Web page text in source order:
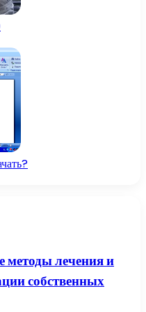
методы лечения и
собственных